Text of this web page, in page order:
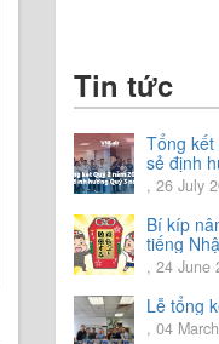
Tin tức
Tổng kết
sẻ định
, 26 July
Bí kíp
tiếng
, 24 June
Lễ tổng
, 04